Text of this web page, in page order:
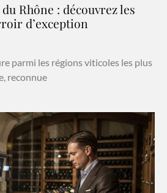
Rhône : découvrez les
d’exception
parmi les régions viticoles les plus
reconnue